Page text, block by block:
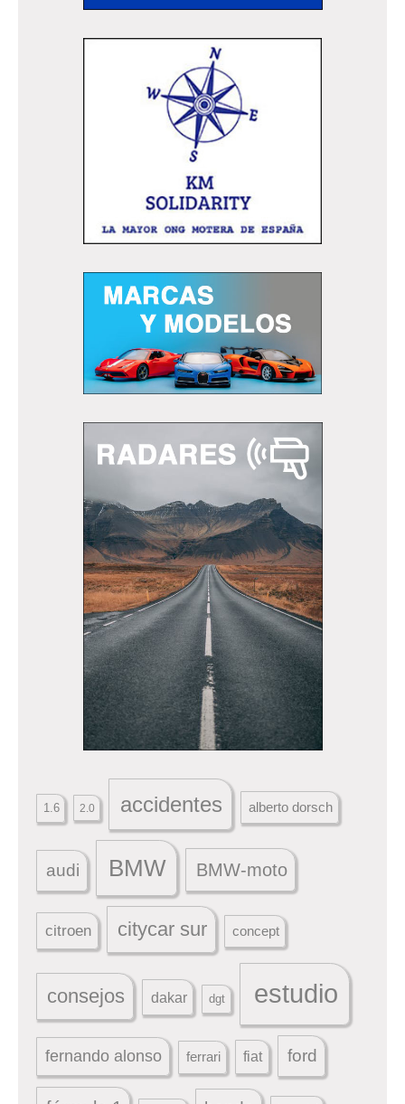
1.6 2.0 accidentes alberto dorsch
audi BMW BMW-moto
citroen citycar sur concept
consejos dakar dgt estudio
fernando alonso ferrari fiat ford